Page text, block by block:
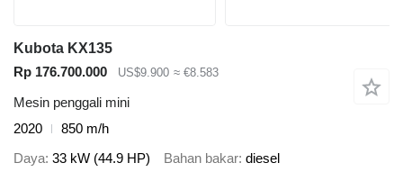
Kubota KX135
Rp 176.700.000
US$9.900 ≈ €8.583
Mesin penggali mini
2020
850 m/h
Daya 33 kW (44.9 HP) Bahan bakar diesel